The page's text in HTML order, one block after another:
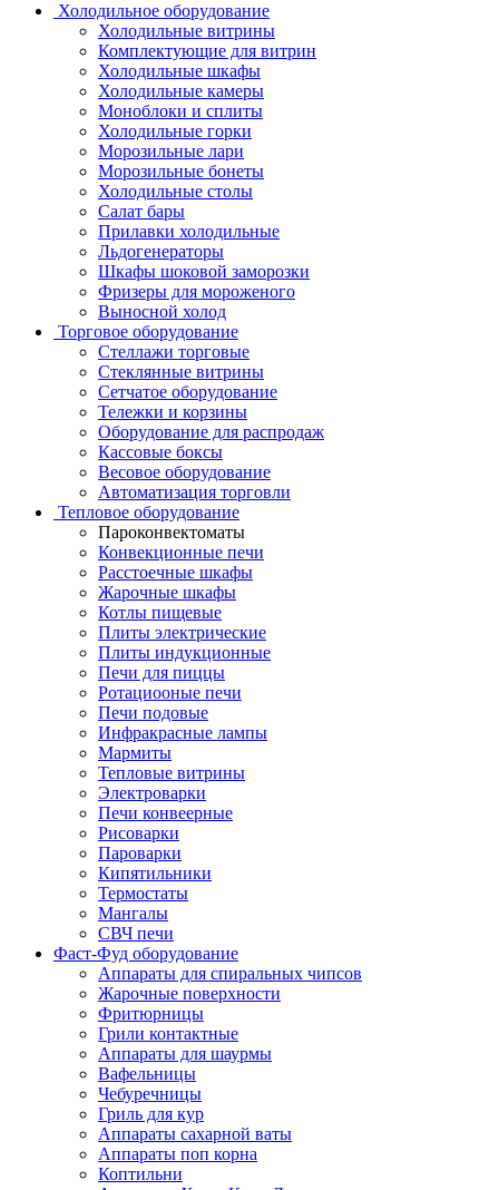
Холодильное оборудование
Холодильные витрины
Комплектующие для витрин
Холодильные шкафы
Холодильные камеры
Моноблоки и сплиты
Холодильные горки
Морозильные лари
Морозильные бонеты
Холодильные столы
Салат бары
Прилавки холодильные
Льдогенераторы
Шкафы шоковой заморозки
Фризеры для мороженого
Выносной холод
Торговое оборудование
Стеллажи торговые
Стеклянные витрины
Сетчатое оборудование
Тележки и корзины
Оборудование для распродаж
Кассовые боксы
Весовое оборудование
Автоматизация торговли
Тепловое оборудование
Пароконвектоматы
Конвекционные печи
Расстоечные шкафы
Жарочные шкафы
Котлы пищевые
Плиты электрические
Плиты индукционные
Печи для пиццы
Ротациооные печи
Печи подовые
Инфракрасные лампы
Мармиты
Тепловые витрины
Электроварки
Печи конвеерные
Рисоварки
Пароварки
Кипятильники
Термостаты
Мангалы
СВЧ печи
Фаст-Фуд оборудование
Аппараты для спиральных чипсов
Жарочные поверхности
Фритюрницы
Грили контактные
Аппараты для шаурмы
Вафельницы
Чебуречницы
Гриль для кур
Аппараты сахарной ваты
Аппараты поп корна
Коптильни